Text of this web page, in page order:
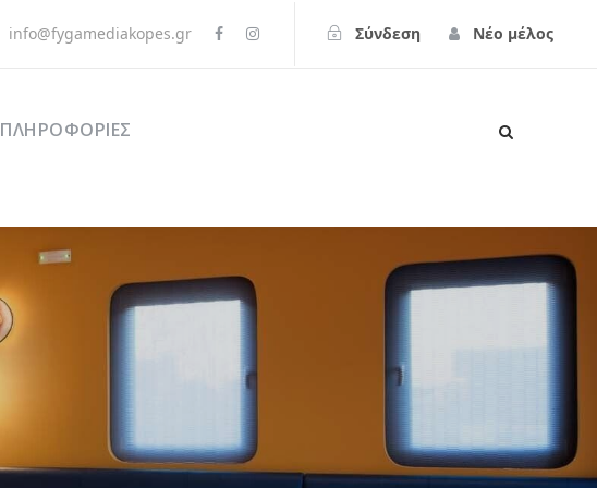
info@fygamediakopes.gr Σύνδεση Νέο μέλος
ΠΛΗΡΟΦΟΡΙΕΣ